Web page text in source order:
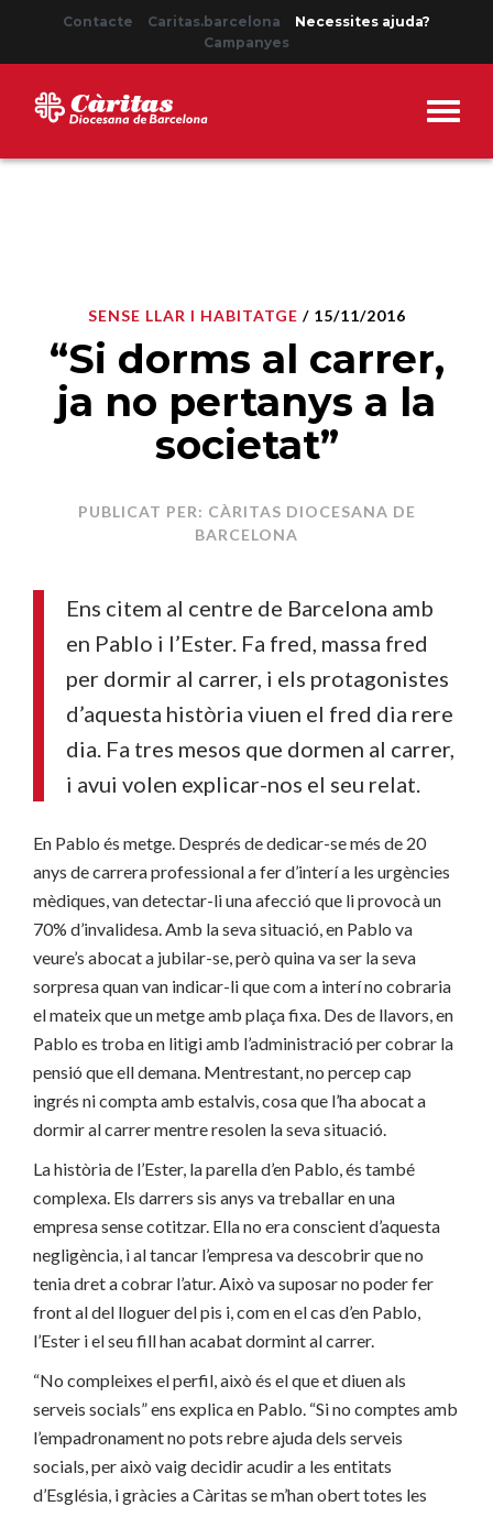
Contacte Caritas.barcelona
Necessites ajuda?
Campanyes
SENSE LLAR I HABITATGE / 15/11/2016
“Si dorms al carrer,
ja no pertanys a la
societat”
PUBLICAT PER: CÀRITAS DIOCESANA DE
BARCELONA
Ens citem al centre de Barcelona amb
en Pablo i l’Ester. Fa fred, massa fred
per dormir al carrer, i els protagonistes
d’aquesta història viuen el fred dia rere
dia. Fa tres mesos que dormen al carrer,
i avui volen explicar-nos el seu relat.
En Pablo és metge. Després de dedicar-se més de 20
anys de carrera professional a fer d’interí a les urgències
mèdiques, van detectar-li una afecció que li provocà un
70% d’invalidesa. Amb la seva situació, en Pablo va
veure’s abocat a jubilar-se, però quina va ser la seva
sorpresa quan van indicar-li que com a interí no cobraria
el mateix que un metge amb plaça fixa. Des de llavors, en
Pablo es troba en litigi amb l’administració per cobrar la
pensió que ell demana. Mentrestant, no percep cap
ingrés ni compta amb estalvis, cosa que l’ha abocat a
dormir al carrer mentre resolen la seva situació.
La història de l’Ester, la parella d’en Pablo, és també
complexa. Els darrers sis anys va treballar en una
empresa sense cotitzar. Ella no era conscient d’aquesta
negligència, i al tancar l’empresa va descobrir que no
tenia dret a cobrar l’atur. Això va suposar no poder fer
front al del lloguer del pis i, com en el cas d’en Pablo,
l’Ester i el seu fill han acabat dormint al carrer.
“No compleixes el perfil, això és el que et diuen als
serveis socials” ens explica en Pablo. “Si no comptes amb
l’empadronament no pots rebre ajuda dels serveis
socials, per això vaig decidir acudir a les entitats
d’Església, i gràcies a Càritas se m’han obert totes les